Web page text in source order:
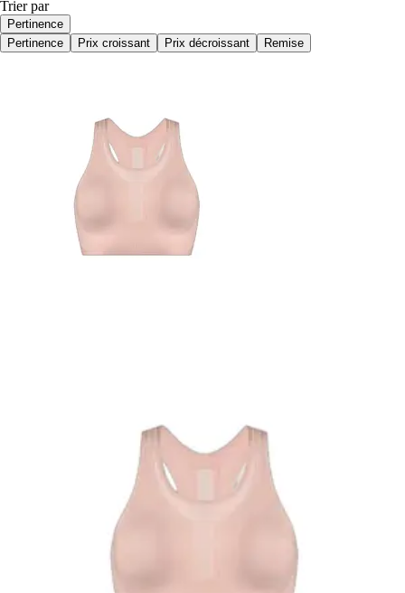
Trier par
Pertinence
Pertinence
Prix croissant Prix décroissant Remise